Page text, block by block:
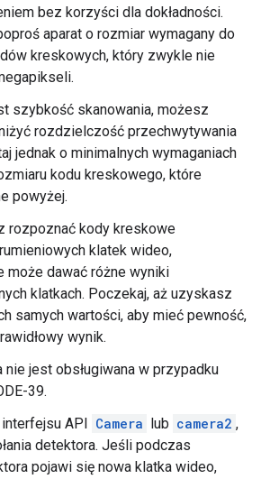
bez korzyści dla dokładności.
aparat o rozmiar wymagany do
kreskowych, który zwykle nie
szybkość skanowania, możesz
rozdzielczość przechwytywania
jednak o minimalnych wymaganiach
kodu kreskowego, które
powyżej.
rozpoznać kody kreskowe
klatek wideo,
może dawać różne wyniki
klatkach. Poczekaj, aż uzyskasz
samych wartości, aby mieć pewność,
wynik.
nie jest obsługiwana w przypadku
39.
API Camera lub camera2 ,
detektora. Jeśli podczas
pojawi się nowa klatka wideo,